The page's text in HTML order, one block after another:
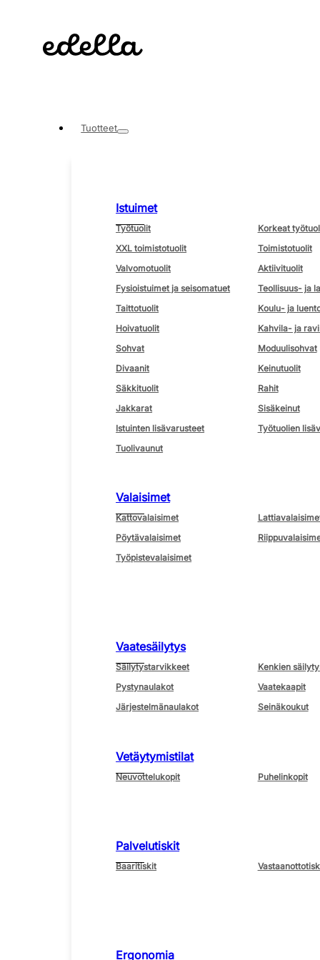
Tuotteet
Istuimet
Työtuolit
Korkeat
XXL toimistotuolit
Toimistotuolit
Valvomotuolit
Aktiivituolit
Fysioistuimet ja seisomatuet
Teollisuus- ja
Taittotuolit
Koulu- ja
Hoivatuolit
Kahvila- ja
Sohvat
Moduulisohvat
Divaanit
Keinutuolit
Säkkituolit
Rahit
Jakkarat
Sisäkeinut
Istuinten lisävarusteet
Työtuolien
Tuolivaunut
Valaisimet
Kattovalaisimet
Pöytävalaisimet
Työpistevalaisimet
Vaatesäilytys
Säilytystarvikkeet
Kenkien
Pystynaulakot
Vaatekaapit
Järjestelmänaulakot
Seinäkoukut
Vetäytymistilat
Neuvottelukopit Puhelinkopit
Palvelutiskit
Baaritiskit
Ergonomia